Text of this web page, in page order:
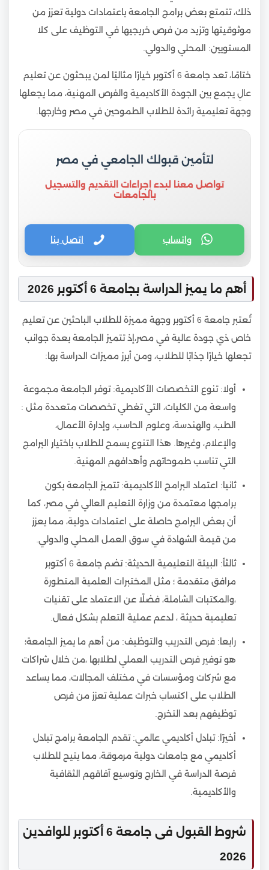
ذلك، تتمتع بعض برامج الجامعة باعتمادات دولية تعزز من
موثوقيتها وتزيد من فرص خريجيها في التوظيف على كلا
المستويين: المحلي والدولي.
ختامًا، تعد جامعة 6 أكتوبر خيارًا مثاليًا لمن يبحثون عن تعليم
عالٍ يجمع بين الجودة الأكاديمية والفرص المهنية، مما يجعلها
وجهة تعليمية رائدة للطلاب الطموحين في مصر وخارجها.
لتأمين قبولك الجامعي في مصر
تواصل معنا لبدء إجراءات التقديم والتسجيل
بالجامعات
واتساب اتصل بنا
أهم ما يميز الدراسة بجامعة 6 أكتوبر 2026
تُعتبر جامعة 6 أكتوبر وجهة مميزة للطلاب الباحثين عن تعليم
خاص ذي جودة عالية في مصر،إذ تتميز الجامعة بعدة جوانب
تجعلها خيارًا جذابًا للطلاب، ومن أبرز مميزات الدراسة بها:
أولا: تنوع التخصصات الأكاديمية: توفر الجامعة مجموعة
واسعة من الكليات، التي تغطي تخصصات متعددة مثل :
الطب، والهندسة، وعلوم الحاسب، وإدارة الأعمال،
والإعلام، وغيرها. هذا التنوع يسمح للطلاب باختيار البرامج
التي تناسب طموحاتهم وأهدافهم المهنية.
ثانيا: اعتماد البرامج الأكاديمية: تتميز الجامعة بكون
برامجها معتمدة من وزارة التعليم العالي في مصر، كما
أن بعض البرامج حاصلة على اعتمادات دولية، مما يعزز
من قيمة الشهادة في سوق العمل المحلي والدولي.
ثالثأ: البيئة التعليمية الحديثة: تضم جامعة 6 أكتوبر
مرافق متقدمة ؛ مثل المختبرات العلمية المتطورة
،والمكتبات الشاملة، فضلًا عن الاعتماد على تقنيات
تعليمية حديثة ، لدعم عملية التعلم بشكل فعال.
رابعا: فرص التدريب والتوظيف: من أهم ما يميز الجامعة؛
هو توفير فرص التدريب العملي لطلابها ،من خلال شراكات
مع شركات ومؤسسات في مختلف المجالات، مما يساعد
الطلاب على اكتساب خبرات عملية تعزز من فرص
توظيفهم بعد التخرج.
أخيرًا: تبادل أكاديمي عالمي: تقدم الجامعة برامج تبادل
أكاديمي مع جامعات دولية مرموقة، مما يتيح للطلاب
فرصة الدراسة في الخارج وتوسيع آفاقهم الثقافية
والأكاديمية.
شروط القبول فى جامعة 6 أكتوبر للوافدين
2026